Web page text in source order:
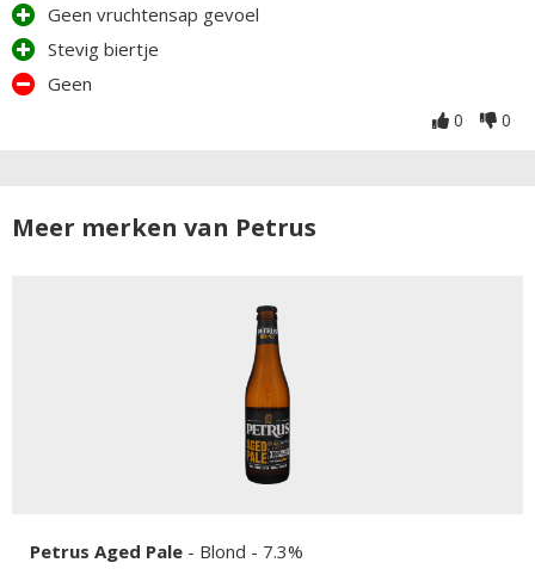
Geen vruchtensap gevoel
Stevig biertje
Geen
0 0
Meer merken van Petrus
Petrus Aged Pale - Blond - 7.3%